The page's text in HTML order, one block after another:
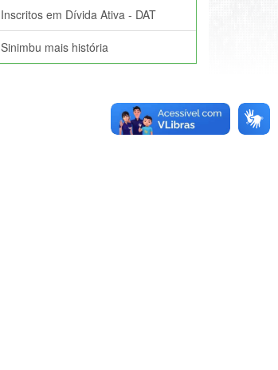
Inscritos em Dívida Ativa - DAT
Sinimbu mais história